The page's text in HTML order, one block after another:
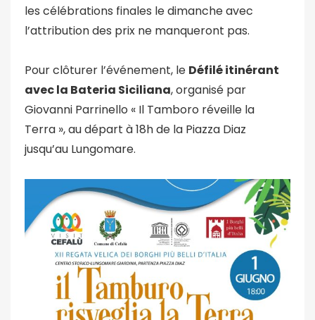
les célébrations finales le dimanche avec
l’attribution des prix ne manqueront pas.
Pour clôturer l’événement, le Défilé itinérant
avec la Bateria Siciliana, organisé par
Giovanni Parrinello « Il Tamboro réveille la
Terra », au départ à 18h de la Piazza Diaz
jusqu’au Lungomare.